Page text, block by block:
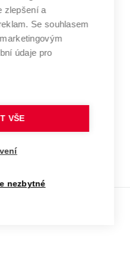
zlepšení a
Se souhlasem
údaje pro
VŠE
nezbytné